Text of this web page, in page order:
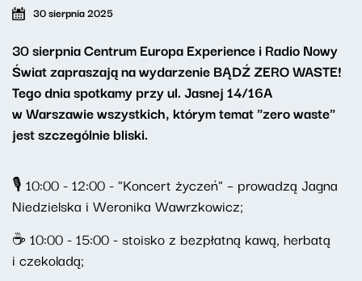
30 sierpnia 2025
30 sierpnia Centrum Europa Experience i Radio Nowy
Świat zapraszają na wydarzenie BĄDŹ ZERO WASTE!
Tego dnia spotkamy przy ul. Jasnej 14/16A
w Warszawie wszystkich, którym temat "zero waste"
jest szczególnie bliski.
🎙️ 10:00 - 12:00 - "Koncert życzeń" – prowadzą Jagna
Niedzielska i Weronika Wawrzkowicz;
☕ 10:00 - 15:00 - stoisko z bezpłatną kawą, herbatą
i czekoladą;